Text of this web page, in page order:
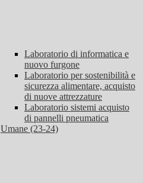
Laboratorio di informatica e
nuovo furgone
Laboratorio per sostenibilità e
sicurezza alimentare, acquisto
di nuove attrezzature
Laboratorio sistemi acquisto
di pannelli pneumatica
Umane (23-24)